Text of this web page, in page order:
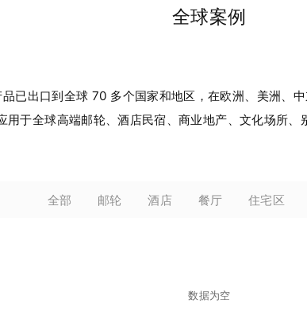
全球案例
已出口到全球 70 多个国家和地区，在欧洲、美洲、
用于全球高端邮轮、酒店民宿、商业地产、文化场所、
全部 邮轮 酒店 餐厅 住宅区
数据为空